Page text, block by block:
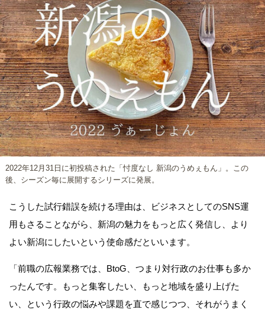
2022年12月31日に初投稿された「忖度なし 新潟のうめぇもん」。この
後、シーズン毎に展開するシリーズに発展。
こうした試行錯誤を続ける理由は、ビジネスとしてのSNS運
用もさることながら、新潟の魅力をもっと広く発信し、より
よい新潟にしたいという使命感だといいます。
「前職の広報業務では、BtoG、つまり対行政のお仕事も多か
ったんです。もっと集客したい、もっと地域を盛り上げた
い、という行政の悩みや課題を直で感じつつ、それがうまく